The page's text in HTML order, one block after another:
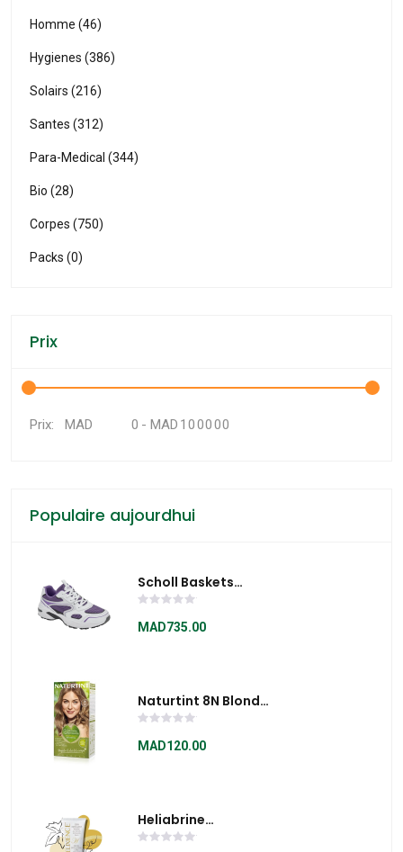
Homme (46)
Hygienes (386)
Solairs (216)
Santes (312)
Para-Medical (344)
Bio (28)
Corpes (750)
Packs (0)
Prix
Prix: MAD - MAD
Populaire aujourdhui
Scholl Baskets
SPRINTER PLUS -
S30512
MAD735.00
Naturtint 8N Blond
Blé 165ml
MAD120.00
Heliabrine
Helixience Soin